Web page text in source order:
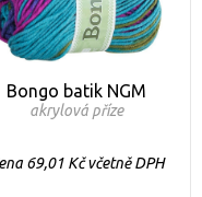
Bongo batik NGM
akrylová příze
69,01 Kč včetně DPH